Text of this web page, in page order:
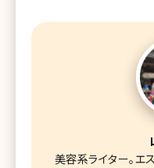
美容系ライター。エ